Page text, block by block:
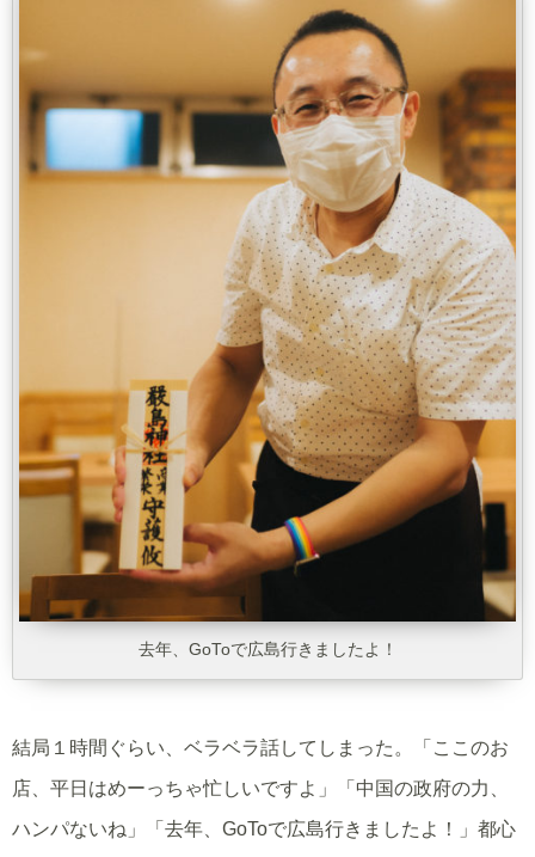
去年、GoToで広島行きましたよ！
結局１時間ぐらい、ベラベラ話してしまった。「ここのお
店、平日はめーっちゃ忙しいですよ」「中国の政府の力、
ハンパないね」「去年、GoToで広島行きましたよ！」都心